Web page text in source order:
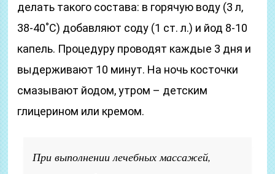
делать такого состава: в горячую воду (3 л,
38-40˚С) добавляют соду (1 ст. л.) и йод 8-10
капель. Процедуру проводят каждые 3 дня и
выдерживают 10 минут. На ночь косточки
смазывают йодом, утром – детским
глицерином или кремом.
При выполнении лечебных массажей,